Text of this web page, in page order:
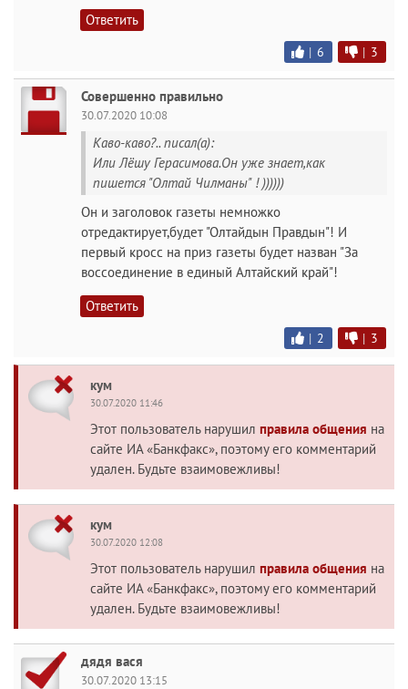
Ответить
| 6 | 3
Совершенно правильно
30.07.2020 10:08
Каво-каво?.. писал(а):
Или Лёшу Герасимова.Он уже знает,как
пишется "Олтай Чилманы" ! ))))))
Он и заголовок газеты немножко
отредактирует,будет "Олтайдын Правдын"! И
первый кросс на приз газеты будет назван "За
воссоединение в единый Алтайский край"!
Ответить
| 2 | 3
кум
30.07.2020 11:46
Этот пользователь нарушил правила общения на
сайте ИА «Банкфакс», поэтому его комментарий
удален. Будьте взаимовежливы!
кум
30.07.2020 12:08
Этот пользователь нарушил правила общения на
сайте ИА «Банкфакс», поэтому его комментарий
удален. Будьте взаимовежливы!
дядя вася
30.07.2020 13:15